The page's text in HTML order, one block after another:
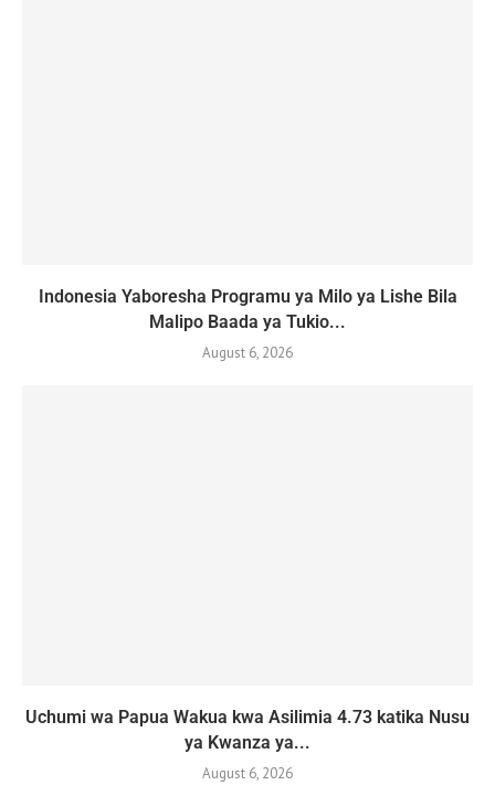
Indonesia Yaboresha Programu ya Milo ya Lishe Bila
Malipo Baada ya Tukio...
August 6, 2026
Uchumi wa Papua Wakua kwa Asilimia 4.73 katika Nusu
ya Kwanza ya...
August 6, 2026